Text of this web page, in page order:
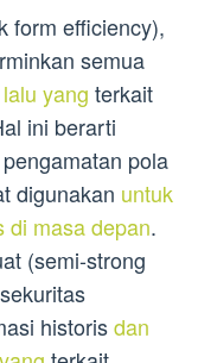
form efficiency),
semua
lalu yang terkait
ini berarti
pola
digunakan untuk
di masa depan.
(semi-strong
historisdan